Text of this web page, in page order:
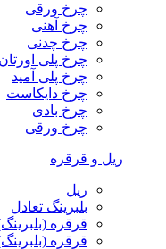
چرخ ورقی
چرخ آهنی
چرخ چدنی
چرخ پلی اورتان
چرخ پلی آمید
چرخ دایکاست
چرخ بادی
چرخ ورقی
ریل و قرقره
ریل
بلبرینگ تعادل
قرقره
قرقره